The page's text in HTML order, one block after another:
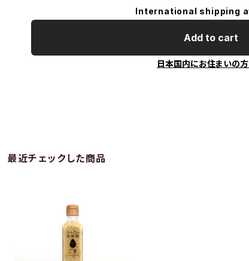
International shipping
Add to cart
日本国内にお住まいの
最近チェックした商品